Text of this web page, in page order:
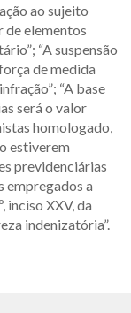
ao sujeito
de elementos
“A suspensão
de medida
“A base
será o valor
homologado,
estiverem
previdenciárias
empregados a
inciso XXV, da
indenizatória”.